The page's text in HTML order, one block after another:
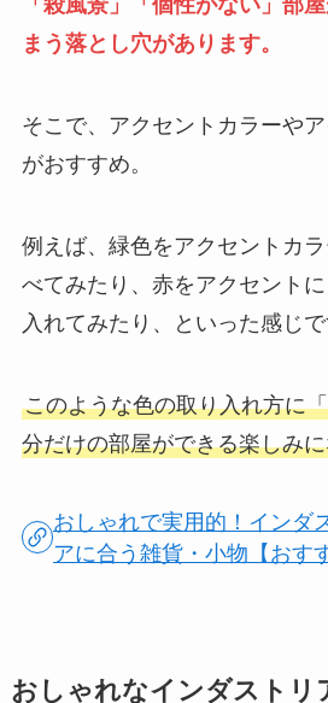
「殺風景」「個性がない」部
まう落とし穴があります。
そこで、アクセントカラーや
がおすすめ。
例えば、緑色をアクセントカ
べてみたり、赤をアクセント
入れてみたり、といった感じで
このような色の取り入れ方に
分だけの部屋ができる楽しみ
おしゃれで実用的！インダ
アに合う雑貨・小物【おす
おしゃれなインダストリ